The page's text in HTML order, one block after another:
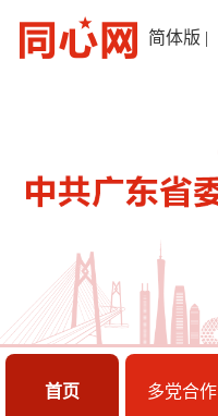
简体版 |
首页 多党合作